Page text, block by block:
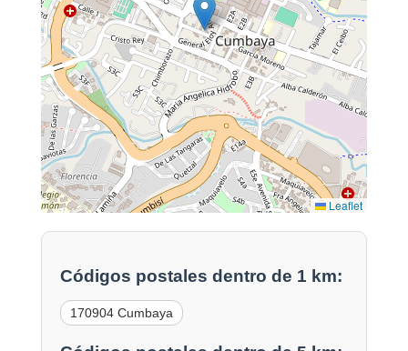
Leaflet
Códigos postales dentro de 1 km:
170904 Cumbaya